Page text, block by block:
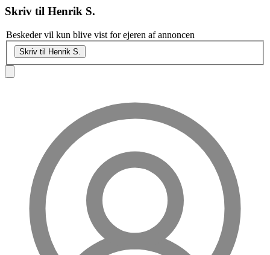
Skriv til Henrik S.
Beskeder vil kun blive vist for ejeren af annoncen
Skriv til Henrik S.